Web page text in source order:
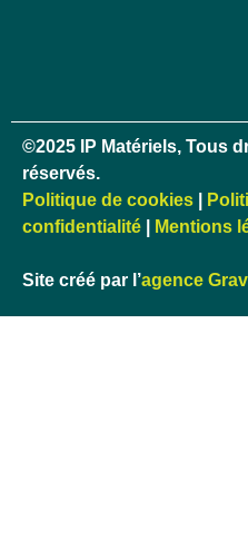
©2025 IP Matériels, Tous
réservés.
Politique de cookies
confidentialité
Mentions
Site créé par l’agence